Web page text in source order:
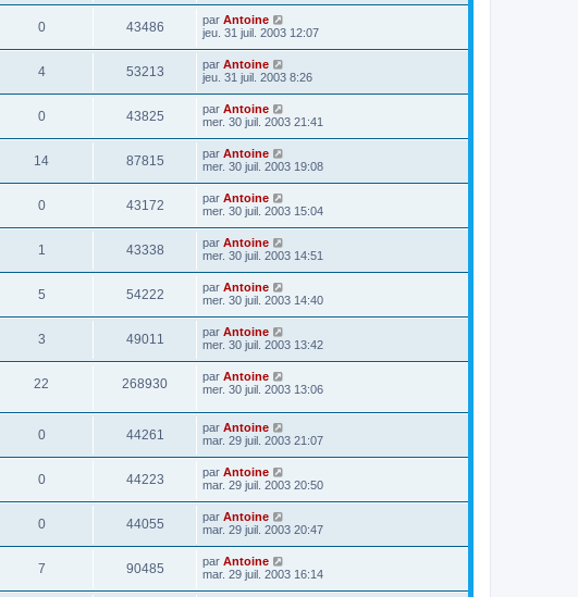
0 43486 par Antoine
jeu. 31 juil. 2003 12:07
4 53213 par Antoine
jeu. 31 juil. 2003 8:26
0 43825 par Antoine
mer. 30 juil. 2003 21:41
14 87815 par Antoine
mer. 30 juil. 2003 19:08
0 43172 par Antoine
mer. 30 juil. 2003 15:04
1 43338 par Antoine
mer. 30 juil. 2003 14:51
5 54222 par Antoine
mer. 30 juil. 2003 14:40
3 49011 par Antoine
mer. 30 juil. 2003 13:42
22 268930 par Antoine
mer. 30 juil. 2003 13:06
0 44261 par Antoine
mar. 29 juil. 2003 21:07
0 44223 par Antoine
mar. 29 juil. 2003 20:50
0 44055 par Antoine
mar. 29 juil. 2003 20:47
7 90485 par Antoine
mar. 29 juil. 2003 16:14